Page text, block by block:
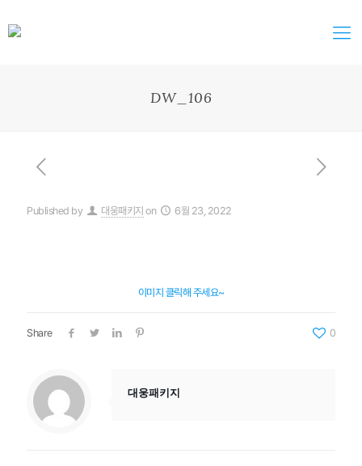
DW_106
Published by 대웅패키지 on 6월 23, 2022
이미지 클릭해 주세요~
Share 0
대웅패키지